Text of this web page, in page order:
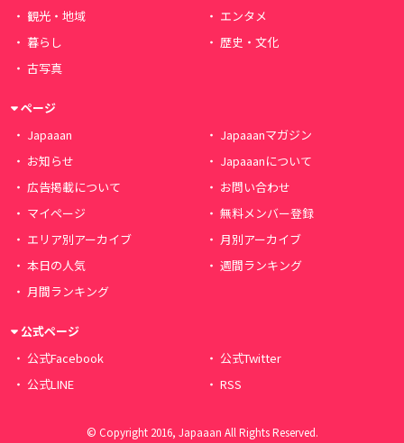
観光・地域
エンタメ
暮らし
歴史・文化
古写真
ページ
Japaaan
Japaaanマガジン
お知らせ
Japaaanについて
広告掲載について
お問い合わせ
マイページ
無料メンバー登録
エリア別アーカイブ
月別アーカイブ
本日の人気
週間ランキング
月間ランキング
公式ページ
公式Facebook
公式Twitter
公式LINE
RSS
© Copyright 2016, Japaaan All Rights Reserved.